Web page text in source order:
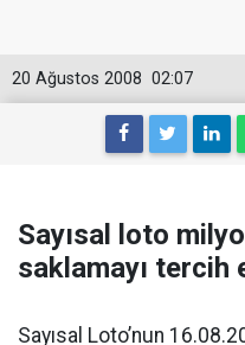
02:07
20 Ağustos 2008
Sayısal loto
saklamayı tercih
Sayısal Loto’nun